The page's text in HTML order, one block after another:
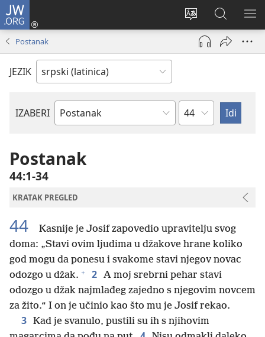
JW.ORG
Promeni
jezik
sajta
Prijava
(otvara
prozor)
Pretraga
sajta
JW.ORG
Postanak
JEZIK
IZABERI
Biblijska
Poglavlje
Postanak
44:1-34
KRATAK PREGLED
44
Kasnije je Josif zapovedio upravitelju svog
doma: „Stavi ovim ljudima u džakove hrane koliko
god mogu da ponesu i svakome stavi njegov novac
odozgo u džak. + 2 A moj srebrni pehar stavi
odozgo u džak najmlađeg zajedno s njegovim novcem
za žito.“ I on je učinio kao što mu je Josif rekao.
3 Kad je svanulo, pustili su ih s njihovim